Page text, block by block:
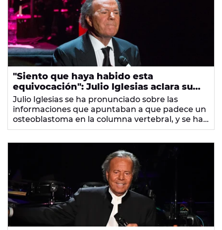
"Siento que haya habido esta
equivocación": Julio Iglesias aclara su
situación real con un quiste benigno
Julio Iglesias se ha pronunciado sobre las
informaciones que apuntaban a que padece un
osteoblastoma en la columna vertebral, y se ha
mostrado tranquilo: "A la gente le encanta